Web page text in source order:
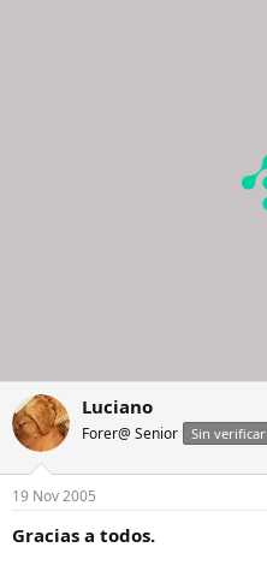
Luciano
Forer@ Senior Sin verificar
19 Nov 2005
Gracias a todos.